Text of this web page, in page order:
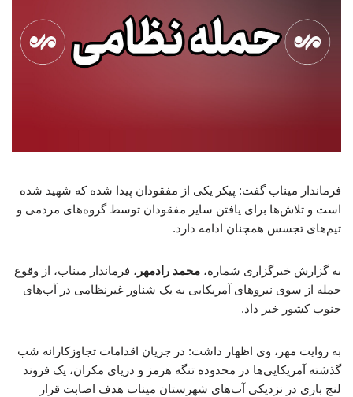
فرماندار میناب گفت: پیکر یکی از مفقودان پیدا شده که شهید شده
است و تلاش‌ها برای یافتن سایر مفقودان توسط گروه‌های مردمی و
تیم‌های تجسس همچنان ادامه دارد.
به گزارش خبرگزاری شماره، محمد رادمهر ، فرماندار میناب، از وقوع
حمله از سوی نیروهای آمریکایی به یک شناور غیرنظامی در آب‌های
جنوب کشور خبر داد.
به روایت مهر، وی اظهار داشت: در جریان اقدامات تجاوزکارانه شب
گذشته آمریکایی‌ها در محدوده تنگه هرمز و دریای مکران، یک فروند
لنج باری در نزدیکی آب‌های شهرستان میناب هدف اصابت قرار